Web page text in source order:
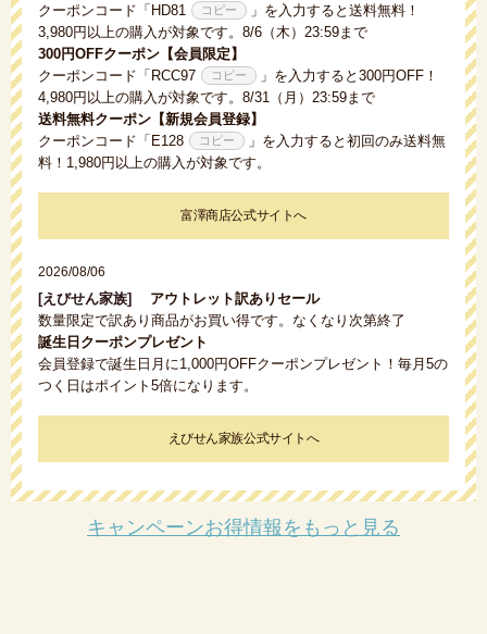
クーポンコード「HD81
」を入力すると送料無料！
3,980円以上の購入が対象です。8/6（木）23:59まで
300円OFFクーポン【会員限定】
クーポンコード「RCC97
」を入力すると300円OFF！
4,980円以上の購入が対象です。8/31（月）23:59まで
送料無料クーポン【新規会員登録】
クーポンコード「E128
」を入力すると初回のみ送料無
料！1,980円以上の購入が対象です。
富澤商店公式サイトへ
2026/08/06
[えびせん家族]
アウトレット訳ありセール
数量限定で訳あり商品がお買い得です。なくなり次第終了
誕生日クーポンプレゼント
会員登録で誕生日月に1,000円OFFクーポンプレゼント！毎月5の
つく日はポイント5倍になります。
えびせん家族公式サイトへ
キャンペーンお得情報をもっと見る